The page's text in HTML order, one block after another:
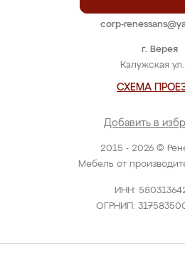
2015 - 2026 ©
Мебель от
ИНН:
ОГРНИП:
г. Верея
Калужская
СХЕМА
Добавить в
corp-